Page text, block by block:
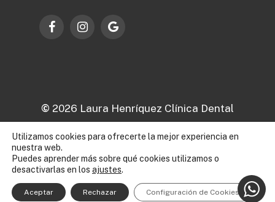
© 2026 Laura Henríquez Clínica Dental
Política de privacidad
Utilizamos cookies para ofrecerte la mejor experiencia en
nuestra web.
Puedes aprender más sobre qué cookies utilizamos o
desactivarlas en los ajustes.
Aceptar Rechazar Configuración de Cookies